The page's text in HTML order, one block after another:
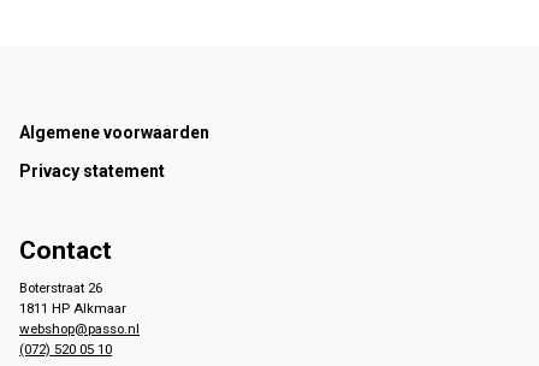
Footer
Algemene voorwaarden
Privacy statement
Contact
Boterstraat 26
1811 HP Alkmaar
webshop@passo.nl
(072) 520 05 10